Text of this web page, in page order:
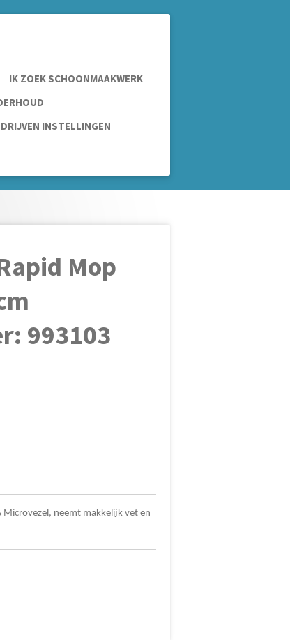
IK ZOEK SCHOONMAAKWERK
INSTELLINGEN
Mop
993103
neemt makkelijk vet en